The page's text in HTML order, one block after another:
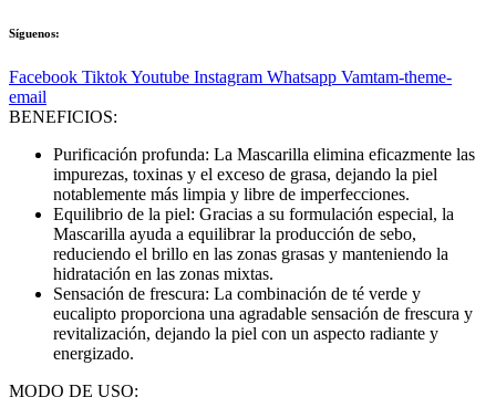
Síguenos:
Facebook TiktokYoutube Instagram Whatsapp Vamtam-theme-
email
BENEFICIOS:
Purificación profunda: La Mascarilla elimina eficazmente las
impurezas, toxinas y el exceso de grasa, dejando la piel
notablemente más limpia y libre de imperfecciones.
Equilibrio de la piel: Gracias a su formulación especial, la
Mascarilla ayuda a equilibrar la producción de sebo,
reduciendo el brillo en las zonas grasas y manteniendo la
hidratación en las zonas mixtas.
Sensación de frescura: La combinación de té verde y
eucalipto proporciona una agradable sensación de frescura y
revitalización, dejando la piel con un aspecto radiante y
energizado.
MODO DE USO: